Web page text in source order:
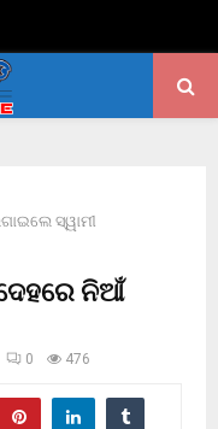
ସ୍ୱାମୀ
ନିଆଁ
0 476